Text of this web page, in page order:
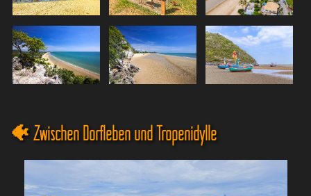
🐠 Zwischen Dorfleben und Tropenidylle